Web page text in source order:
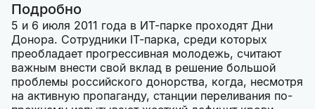
Подробно
5 и 6 июля 2011 года в ИТ-парке проходят Дни
Донора. Сотрудники IT-парка, среди которых
преобладает прогрессивная молодежь, считают
важным внести свой вклад в решение большой
проблемы российского донорства, когда, несмотря
на активную пропаганду, станции переливания по-